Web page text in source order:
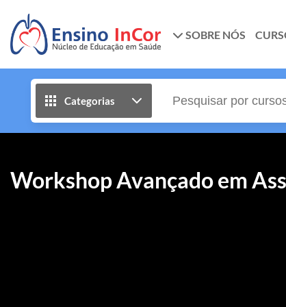
SOBRE NÓS
Categorias
Workshop Avançado em